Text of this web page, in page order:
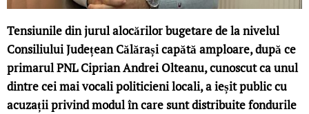
Tensiunile din jurul alocărilor bugetare de la nivelul
Consiliului Județean Călărași capătă amploare, după ce
primarul PNL Ciprian Andrei Olteanu, cunoscut ca unul
dintre cei mai vocali politicieni locali, a ieșit public cu
acuzații privind modul în care sunt distribuite fondurile